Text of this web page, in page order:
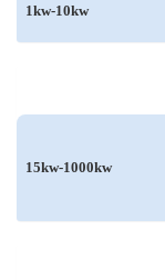
1kw-10kw
15kw-1000kw